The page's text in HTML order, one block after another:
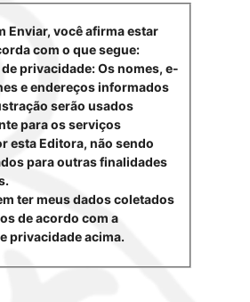
Enviar, você afirma estar
com o que segue:
privacidade: Os nomes, e-
e endereços informados
serão usados
para os serviços
esta Editora, não sendo
para outras finalidades
ter meus dados coletados
de acordo com a
privacidade acima.